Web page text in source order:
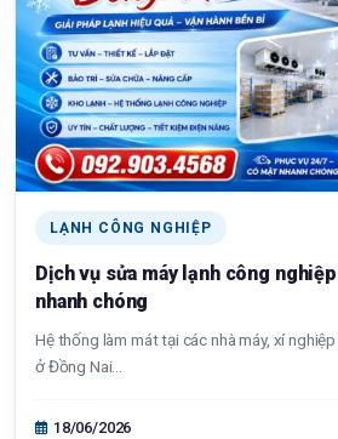
LẠNH CÔNG NGHIỆP
Dịch vụ sửa máy lạnh công
nhanh chóng
Hệ thống làm mát tại các nhà máy, xí
ở Đồng Nai...
18/06/2026